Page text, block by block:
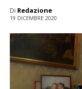
Di Redazione
19 DICEMBRE 2020